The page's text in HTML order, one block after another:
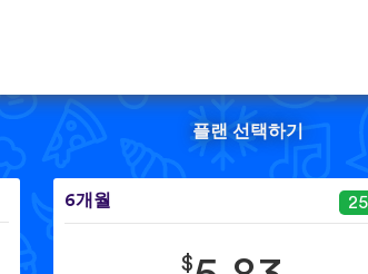
플랜 선택하기
6개월
$